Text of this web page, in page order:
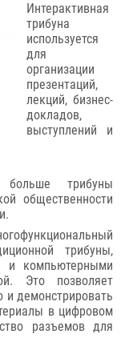
Интерактивная
трибуна
используется
для
организации
презентаций,
лекций, бизнес-
докладов,
выступлений и
больше трибуны
общественности
трибуны,
и компьютерными
Это позволяет
и демонстрировать
в цифровом
разъемов для